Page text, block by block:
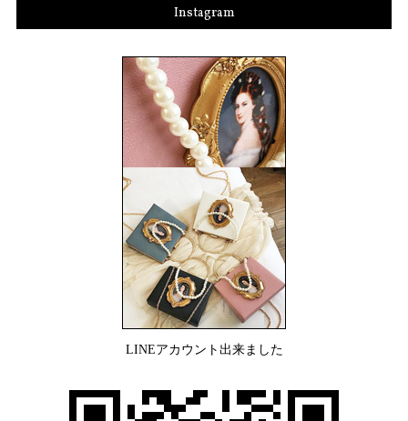
Instagram
LINEアカウント出来ました